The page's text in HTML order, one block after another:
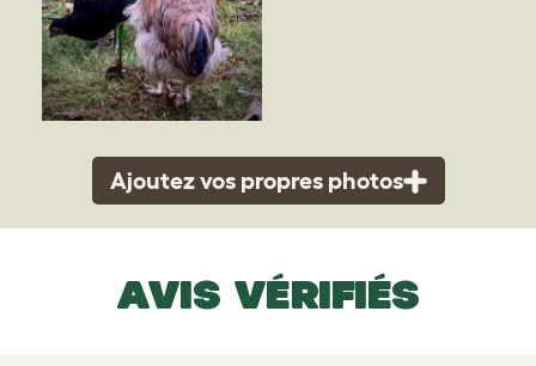
Ajoutez vos propres photos
AVIS VÉRIFIÉS